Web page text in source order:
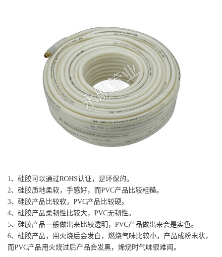
1、硅胶可以通过ROHS认证，是环保的。
2、硅胶质地柔软，手感好，而PVC产品比较粗糙。
3、硅胶产品比较软，PVC产品比较硬。
4、硅胶产品柔韧性比较大，PVC无韧性。
5、硅胶产品一般做出来比较透明，PVC产品做出来会是实色。
6、硅胶产品，用火烧后会发白，燃烧气味比较小，产品成粉末状，
而PVC产品用火烧过后产品会发黑，烯烧时气味很难闻。